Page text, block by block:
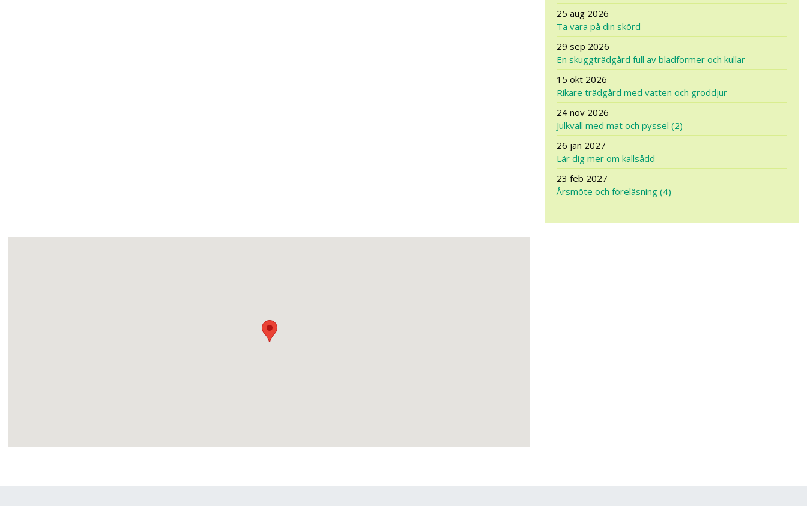
25 aug 2026
Ta vara på din skörd
29 sep 2026
En skuggträdgård full av bladformer och kullar
15 okt 2026
Rikare trädgård med vatten och groddjur
24 nov 2026
Julkväll med mat och pyssel (2)
26 jan 2027
Lär dig mer om kallsådd
23 feb 2027
Årsmöte och föreläsning (4)